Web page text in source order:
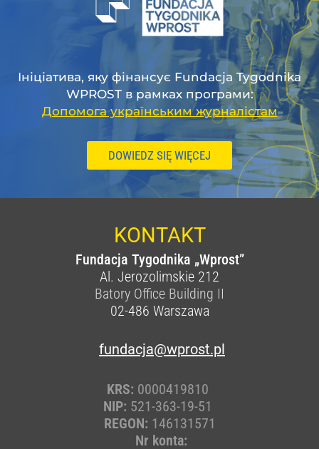
Ініціатива, яку фінансує Fundacja Tygodnika
WPROST в рамках програми:
Допомога українським журналістам
DOWIEDZ SIĘ WIĘCEJ
KONTAKT
Fundacja Tygodnika „Wprost”
Al. Jerozolimskie 212
Batory Office Building II
02-486 Warszawa
fundacja@wprost.pl
KRS: 0000419810
NIP: 521-363-19-51
REGON: 146131571
Nr konta: